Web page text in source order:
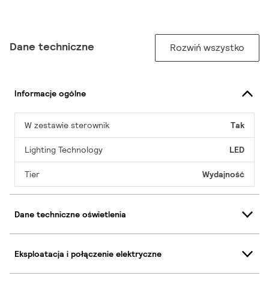
Dane techniczne Rozwiń wszystko
Informacje ogólne
W zestawie sterownik Tak
Lighting Technology LED
Tier Wydajność
Dane techniczne oświetlenia
Eksploatacja i połączenie elektryczne